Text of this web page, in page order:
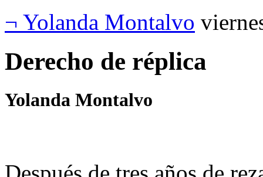
¬ Yolanda Montalvo
Derecho de réplica
Yolanda Montalvo